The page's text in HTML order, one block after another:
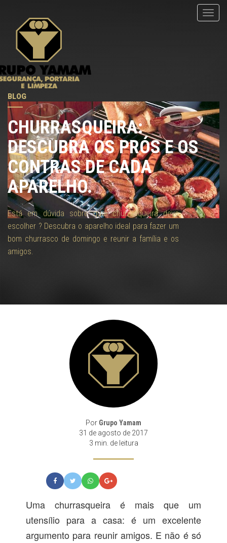
menu
BLOG
CHURRASQUEIRA:
DESCUBRA OS PRÓS E OS
CONTRAS DE CADA
APARELHO.
Está em dúvida sobre qual churrasqueira deve
escolher ? Descubra o aparelho ideal para fazer um
bom churrasco de domingo e reunir a família e os
amigos.
Por Grupo Yamam
31 de agosto de 2017
3 min. de leitura
Uma churrasqueira é mais que um
utensílio para a casa: é um excelente
argumento para reunir amigos. E não é só